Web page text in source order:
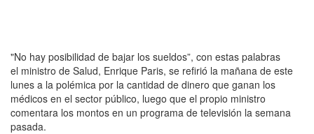
"No hay posibilidad de bajar los sueldos”, con estas palabras
el ministro de Salud, Enrique Paris, se refirió la mañana de este
lunes a la polémica por la cantidad de dinero que ganan los
médicos en el sector público, luego que el propio ministro
comentara los montos en un programa de televisión la semana
pasada.